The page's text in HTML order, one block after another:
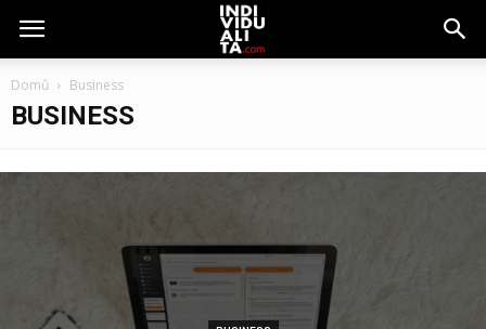
Domů Business
BUSINESS